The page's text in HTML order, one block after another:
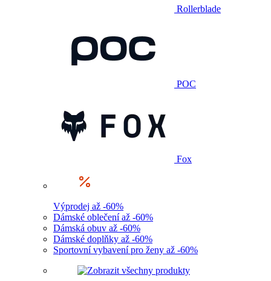
Rollerblade
POC
Fox
Výprodej až -60%
Dámské oblečení až -60%
Dámská obuv až -60%
Dámské doplňky až -60%
Sportovní vybavení pro ženy až -60%